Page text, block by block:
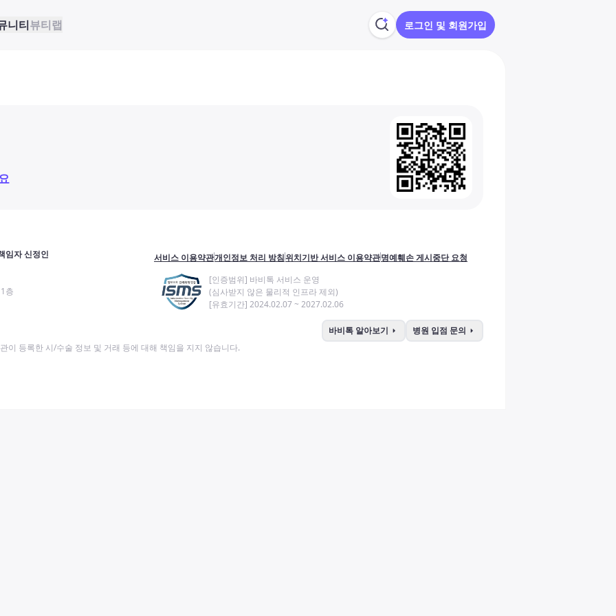
니티뷰티랩 로그인 및 회원가입
임자 신정인
층
서비스 이용약관개인정보 처리 방침위치기반 서비스 이용약관명예훼손 게시중단 요청
[인증범위] 바비톡 서비스 운영
(심사받지 않은 물리적 인프라 제외)
[유효기간] 2024.02.07 ~ 2027.02.06
바비톡 알아보기 arrow_right 병원 입점 문의 arrow_right
이 등록한 시/수술 정보 및 거래 등에 대해 책임을 지지 않습니다.